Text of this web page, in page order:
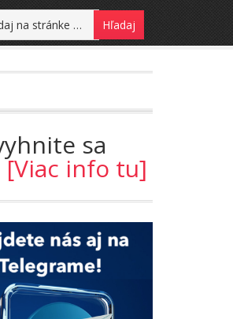
sa
[Viac info tu]